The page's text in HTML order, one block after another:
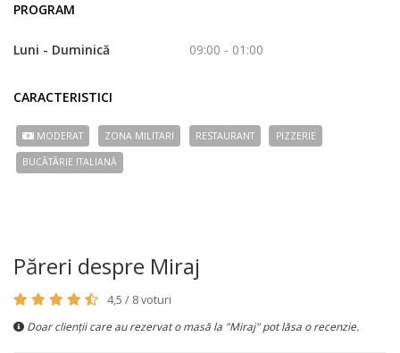
PROGRAM
Luni - Duminică 09:00 - 01:00
CARACTERISTICI
MODERAT ZONA MILITARI RESTAURANT PIZZERIE
BUCÃTÃRIE ITALIANĂ
Păreri despre Miraj
4,5 / 8 voturi
Doar clienții care au rezervat o masă la "Miraj" pot lăsa o recenzie.